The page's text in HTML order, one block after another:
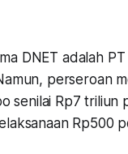
DNET adalah
perseroan
senilai Rp7 triliun
Rp500